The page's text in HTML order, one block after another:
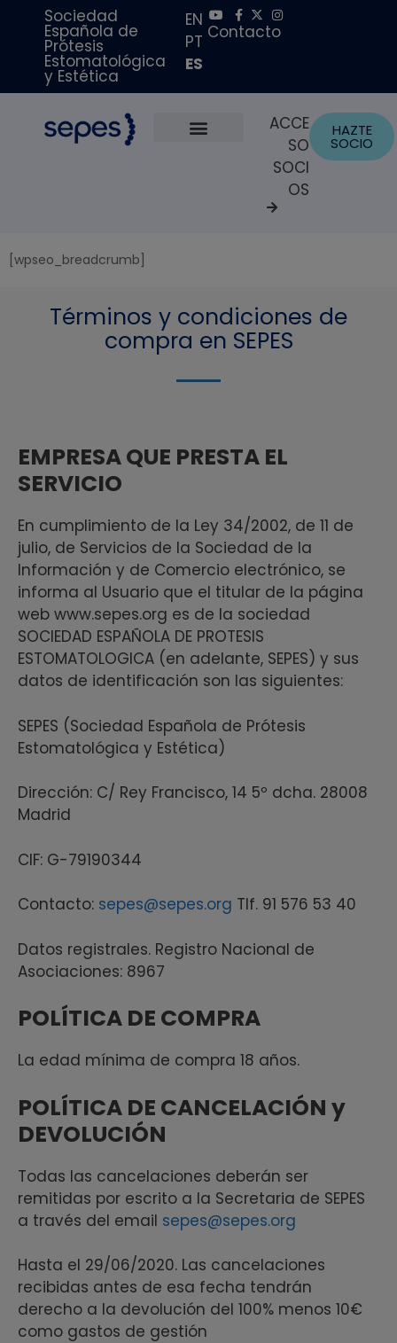
Sociedad
Española de
Prótesis
Estomatológica
y Estética
EN
PT
ES
Contacto
ACCE
SO
SOCI
OS
HAZTE
SOCIO
[wpseo_breadcrumb]
Términos y condiciones de
compra en SEPES
EMPRESA QUE PRESTA EL
SERVICIO
En cumplimiento de la Ley 34/2002, de 11 de
julio, de Servicios de la Sociedad de la
Información y de Comercio electrónico, se
informa al Usuario que el titular de la página
web www.sepes.org es de la sociedad
SOCIEDAD ESPAÑOLA DE PROTESIS
ESTOMATOLOGICA (en adelante, SEPES) y sus
datos de identificación son las siguientes:
SEPES (Sociedad Española de Prótesis
Estomatológica y Estética)
Dirección: C/ Rey Francisco, 14 5º dcha. 28008
Madrid
CIF: G-79190344
Contacto: sepes@sepes.org Tlf. 91 576 53 40
Datos registrales. Registro Nacional de
Asociaciones: 8967
POLÍTICA DE COMPRA
La edad mínima de compra 18 años.
POLÍTICA DE CANCELACIÓN y
DEVOLUCIÓN
Todas las cancelaciones deberán ser
remitidas por escrito a la Secretaria de SEPES
a través del email sepes@sepes.org
Hasta el 29/06/2020. Las cancelaciones
recibidas antes de esa fecha tendrán
derecho a la devolución del 100% menos 10€
como gastos de gestión